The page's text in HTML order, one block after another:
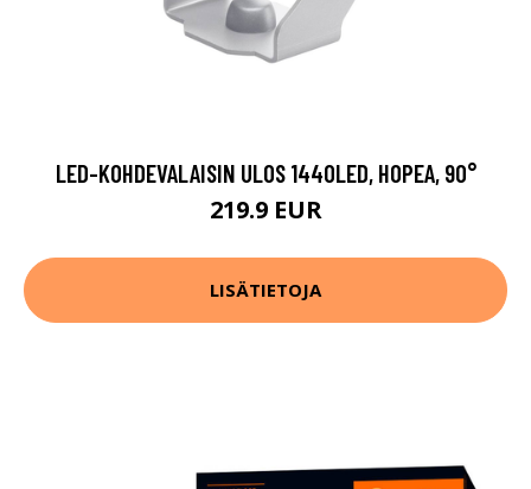
LED-KOHDEVALAISIN ULOS 1440LED, HOPEA, 90°
219.9 EUR
LISÄTIETOJA